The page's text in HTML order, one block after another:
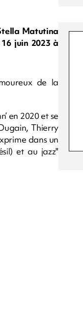
Matutina
juin 2023 à
de la
en 2020 et se
Thierry
dans un
et au jazz"